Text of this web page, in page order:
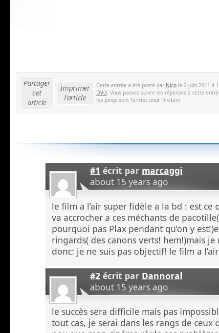
Partager
cet
article
Imprimer
l'article
Cette entrée a été posté par Nico le 2 juin 2011 à
DVD. Vous pouvez suivre les réponses à cette
les pings sont fermés pour l'instant
#1 écrit par marcaggi
about 15 years ago
le film a l’air super fidèle a la bd : est
va accrocher a ces méchants de
pourquoi pas Plax pendant qu’on y
ringards( des canons verts! hem!)mais je
donc: je ne suis pas objectif! le film a
#2 écrit par Dannoral
about 15 years ago
le succès sera difficile mais pas
tout cas, je serai dans les rangs de